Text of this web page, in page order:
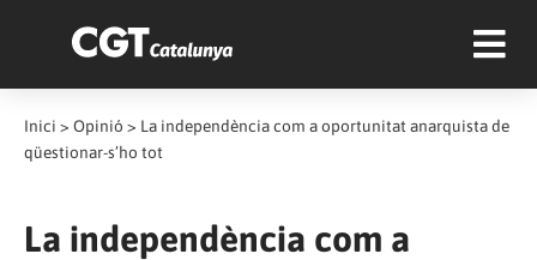
Inici > Opinió > La independència com a oportunitat anarquista de
qüestionar-s’ho tot
La independència com a